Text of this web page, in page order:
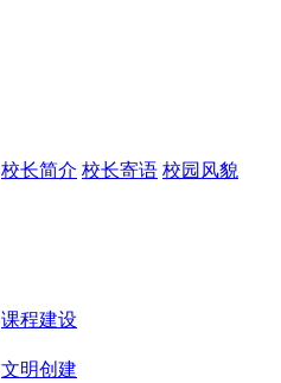
校长简介 校长寄语 校园风貌
课程建设
文明创建